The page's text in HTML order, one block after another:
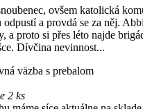
ovšem katolická
odpustí a provdá se za něj.
a proto si přes léto najde
Dívčina nevinnost...
väzba s prebalom
2 ks